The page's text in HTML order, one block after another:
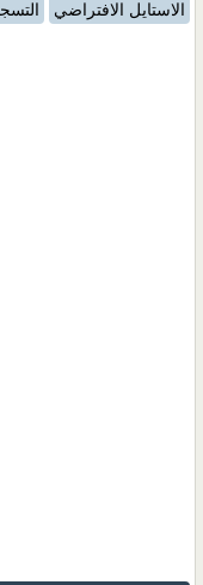
الاستايل الافتراضي